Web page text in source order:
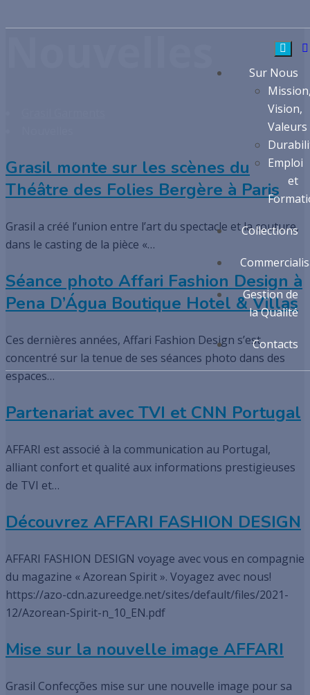
Sur Nous
Vision,
Valeurs
Emploi
et
Collections
Gestion de
la Qualité
Contacts
Grasil monte sur les scènes du
Théâtre des Folies Bergère à Paris
Grasil a créé l’union entre l’art du spectacle et la couture,
dans le casting de la pièce «…
Séance photo Affari Fashion Design à
Pena D’Água Boutique Hotel & Villas
Ces dernières années, Affari Fashion Design s’est
concentré sur la tenue de ses séances photo dans des
espaces…
Partenariat avec TVI et CNN Portugal
AFFARI est associé à la communication au Portugal,
alliant confort et qualité aux informations prestigieuses
de TVI et…
Découvrez AFFARI FASHION DESIGN
AFFARI FASHION DESIGN voyage avec vous en compagnie
du magazine « Azorean Spirit ». Voyagez avec nous!
https://azo-cdn.azureedge.net/sites/default/files/2021-
12/Azorean-Spirit-n_10_EN.pdf
Mise sur la nouvelle image AFFARI
Grasil Confecções mise sur une nouvelle image pour sa